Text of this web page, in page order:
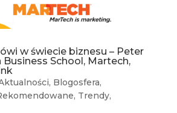
w świecie biznesu – Peter
Business School, Martech,
, Blogosfera,
, Trendy,